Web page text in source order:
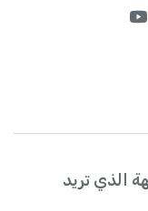
الذي تريد